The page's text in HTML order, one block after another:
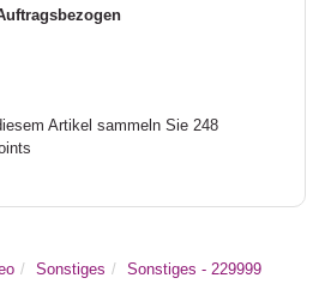
Artikel sammeln Sie 248
Sonstiges Sonstiges - 229999